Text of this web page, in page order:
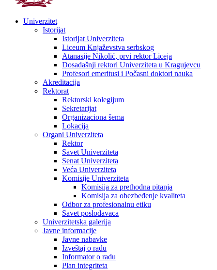
Univerzitet
Istorijat
Istorijat Univerziteta
Liceum Knjaževstva serbskog
Atanasije Nikolić, prvi rektor Liceja
Dosadašnji rektori Univerziteta u Kragujevcu
Profesori emeritusi i Počasni doktori nauka
Akreditacija
Rektorat
Rektorski kolegijum
Sekretarijat
Organizaciona šema
Lokacija
Organi Univerziteta
Rektor
Savet Univerziteta
Senat Univerziteta
Veća Univerziteta
Komisije Univerziteta
Komisija za prethodna pitanja
Komisija za obezbeđenje kvaliteta
Odbor za profesionalnu etiku
Savet poslodavaca
Univerzitetska galerija
Javne informacije
Javne nabavke
Izveštaj o radu
Informator o radu
Plan integriteta